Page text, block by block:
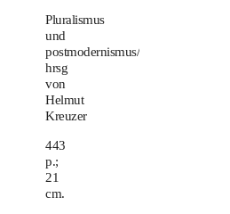
Pluralismus
und
postmodernismus/
hrsg
von
Helmut
Kreuzer
443
p.;
21
cm.